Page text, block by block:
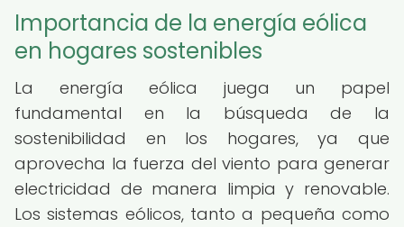
Importancia de la energía eólica
en hogares sostenibles
La energía eólica juega un papel
fundamental en la búsqueda de la
sostenibilidad en los hogares, ya que
aprovecha la fuerza del viento para generar
electricidad de manera limpia y renovable.
Los sistemas eólicos, tanto a pequeña como